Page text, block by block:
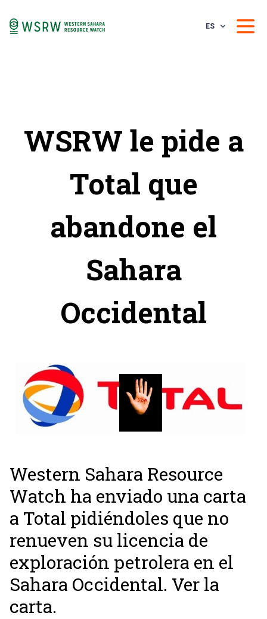
ES
WSRW le pide a
Total que
abandone el
Sahara
Occidental
Western Sahara Resource
Watch ha enviado una carta
a Total pidiéndoles que no
renueven su licencia de
exploración petrolera en el
Sahara Occidental. Ver la
carta.